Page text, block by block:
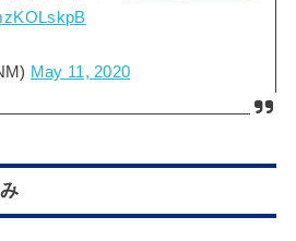
May 11, 2020